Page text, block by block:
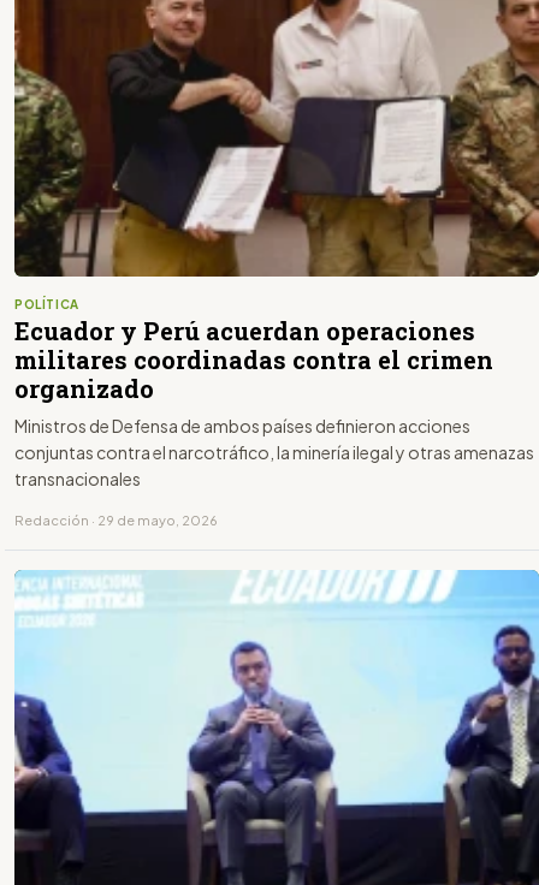
POLÍTICA
Ecuador y Perú acuerdan operaciones
militares coordinadas contra el crimen
organizado
Ministros de Defensa de ambos países definieron acciones
conjuntas contra el narcotráfico, la minería ilegal y otras amenazas
transnacionales
Redacción · 29 de mayo, 2026